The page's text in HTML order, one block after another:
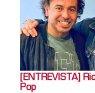
[ENTREVISTA]
Pop